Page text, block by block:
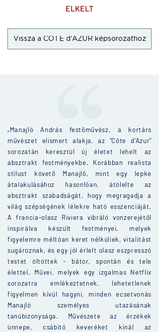
ELKELT
Vissza a CÔTE d'AZUR képsorozathoz
„Manajló András festőművész, a kortárs
művészet elismert alakja, az "Côte d'Azur"
sorozatán keresztül új életet lehelt az
absztrakt festményekbe. Korábban realista
stílust követő Manajló, mint egy lepke
átalakulásához hasonlóan, átölelte az
absztrakt szabadságát, hogy megragadja a
világ szépségének lélekre ható esszenciáját.
A francia-olasz Riviera vibráló vonzerejétől
inspirálva készült festményei, melyek
figyelemre méltóan keret nélküliek, vitalitást
sugároznak, és egy jól érlelt olasz eszpresszó
testet öltöttek - bátor, spontán és tele
élettel. Művei, melyek egy izgalmas Netflix
sorozatra emlékeztetnek, lehetetlenek
figyelmen kívül hagyni, minden ecsetvonás
Manajló személyes utazásának
tanúbizonysága. Művészete az érzékek
ünnepe, csábító keveréket kínál az